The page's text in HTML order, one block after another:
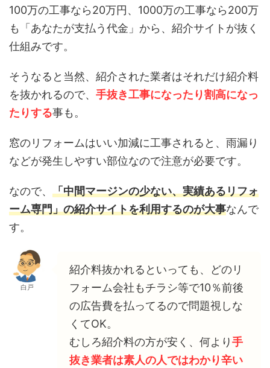
100万の工事なら20万円、1000万の工事なら200万
も「あなたが支払う代金」から、紹介サイトが抜く
仕組みです。
そうなると当然、紹介された業者はそれだけ紹介料
を抜かれるので、 手抜き工事になったり割高になっ
たりする事も。
窓のリフォームはいい加減に工事されると、雨漏り
などが発生しやすい部位なので注意が必要です。
なので、 「中間マージンの少ない、実績あるリフォ
ーム専門」の紹介サイトを利用するのが大事なんで
す。
白戸
紹介料抜かれるといっても、どのリ
フォーム会社もチラシ等で10％前後
の広告費を払ってるので問題視しな
くてOK。
むしろ紹介料の方が安く、何より手
抜き業者は素人の人ではわかり辛い